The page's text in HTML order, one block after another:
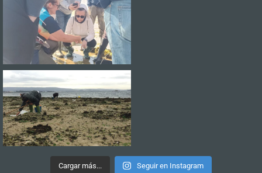
Cargar más... Seguir en Instagram